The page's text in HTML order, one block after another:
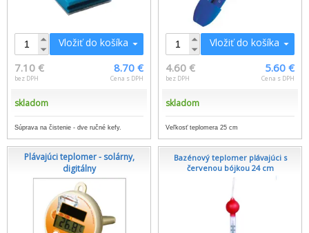
Vložiť do košíka
7.10 €
bez DPH
8.70 €
Cena s DPH
skladom
Súprava na čistenie - dve ručné kefy.
Vložiť do košíka
4.60 €
bez DPH
5.60 €
Cena s DPH
skladom
Veľkosť teplomera 25 cm
Plávajúci teplomer - solárny,
digitálny
Bazénový teplomer plávajúci s
červenou bójkou 24 cm